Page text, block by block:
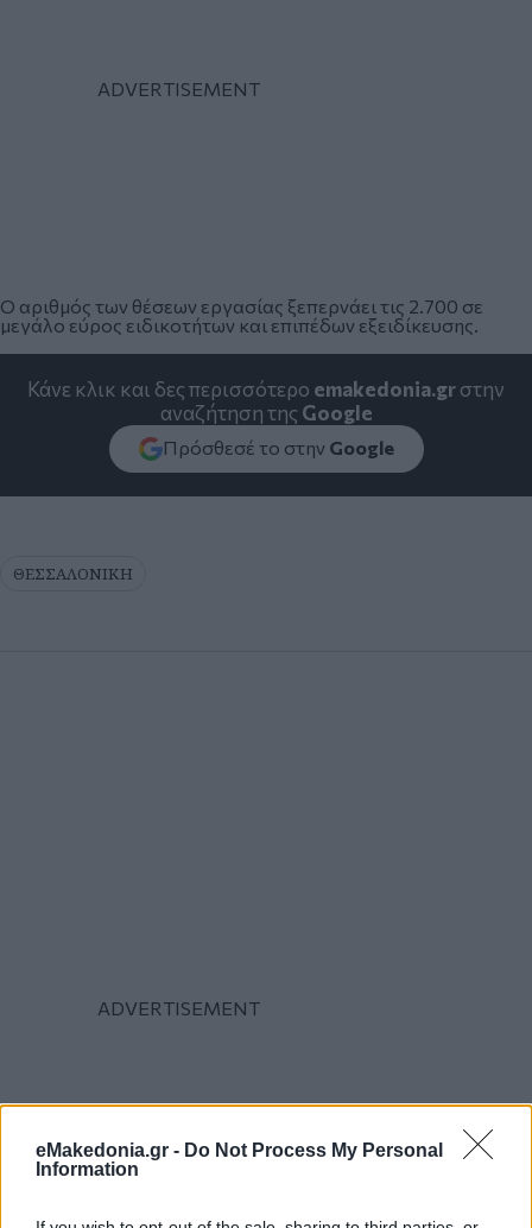
eMakedonia.gr - Do Not Process My Personal
Information
Ο αριθμός των θέσεων εργασίας ξεπερνάει τις 2.700 σε
μεγάλο εύρος ειδικοτήτων και επιπέδων εξειδίκευσης.
Κάνε κλικ και δες περισσότερο emakedonia.grστην
αναζήτηση της Google
Πρόσθεσέ το στην Google
ΘΕΣΣΑΛΟΝΙΚΗ